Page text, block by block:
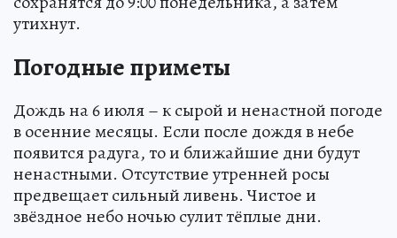
утихнут.
Погодные приметы
Дождь на 6 июля – к сырой и ненастной погоде
в осенние месяцы. Если после дождя в небе
появится радуга, то и ближайшие дни будут
ненастными. Отсутствие утренней росы
предвещает сильный ливень. Чистое и
звёздное небо ночью сулит тёплые дни.